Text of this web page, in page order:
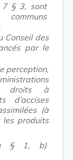
7 § 3, sont
Conseil des
par le
perception,
droits à
d’accises
(à
les produits
§ 1, b)